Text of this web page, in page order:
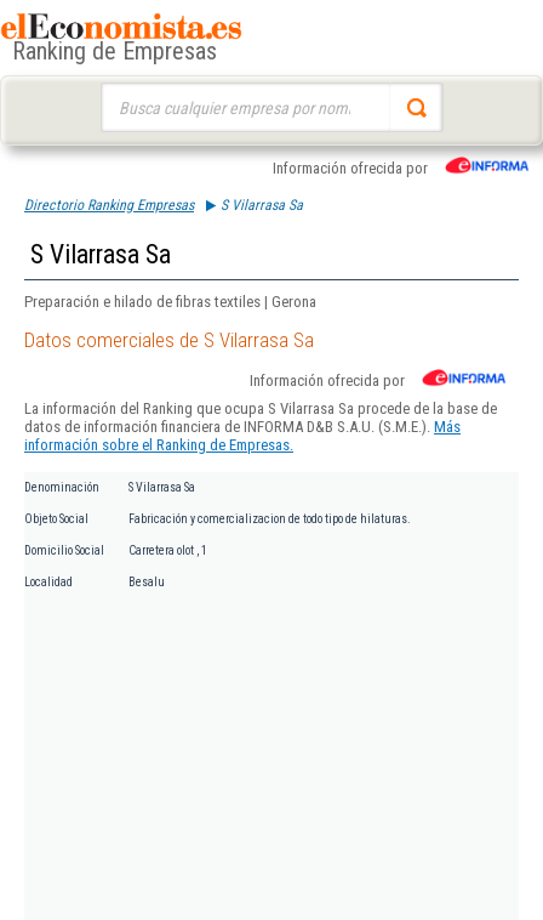
Ranking de Empresas
Información ofrecida por
Directorio Ranking Empresas S Vilarrasa Sa
S Vilarrasa Sa
Preparación e hilado de fibras textiles | Gerona
Datos comerciales de S Vilarrasa Sa
Información ofrecida por
La información del Ranking que ocupa S Vilarrasa Sa procede de la base de
datos de información financiera de INFORMA D&B S.A.U. (S.M.E.). Más
información sobre el Ranking de Empresas.
Denominación S Vilarrasa Sa
Objeto Social Fabricación y comercializacion de todo tipo de hilaturas.
Domicilio Social Carretera olot , 1
Localidad Besalu